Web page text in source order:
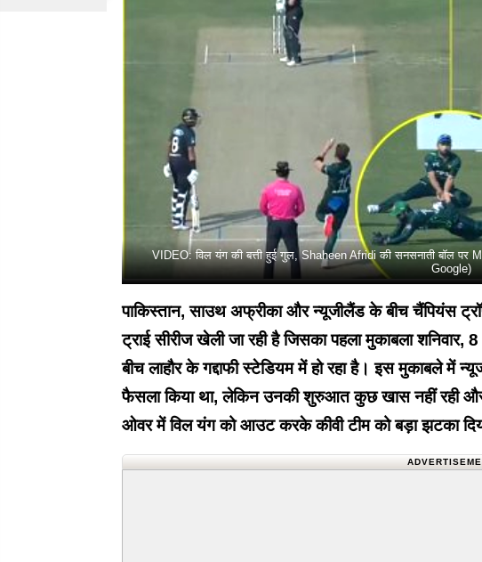
VIDEO: विल यंग की बत्ती हुई गुल, Shaheen Afridi की सनसनाती बॉल
Google)
पाकिस्तान, साउथ अफ्रीका और न्यूजीलैंड के बीच चैंपियंस
ट्राई सीरीज खेली जा रही है जिसका पहला मुकाबला
बीच लाहौर के गद्दाफी स्टेडियम में हो रहा है। इस मुकाबले में
फैसला किया था, लेकिन उनकी शुरुआत कुछ खास नहीं रही और
ओवर में विल यंग को आउट करके कीवी टीम को बड़ा झटका